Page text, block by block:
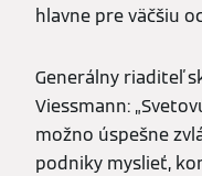
hlavne pre väčšiu
Generálny riaditeľ
Viessmann:
možno úspešne
podniky myslieť,